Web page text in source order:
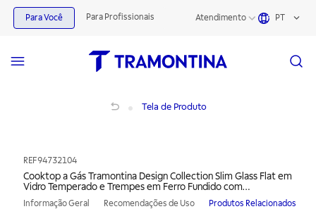
Para Você Para Profissionais Atendimento PT
Tela de Produto
REF94732104
Cooktop a Gás Tramontina Design Collection Slim Glass Flat em
Vidro Temperado e Trempes em Ferro Fundido com
Acendimento Automático 4 Queimadores
Informação Geral Recomendações de Uso Produtos Relacionados